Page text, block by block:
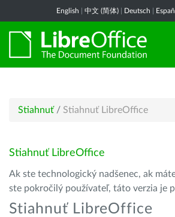
English 中文 (简体) Deutsch
Stiahnuť / Stiahnuť LibreOffice
Stiahnuť LibreOffice
Ak ste technologický nadšenec, ak
ste pokročilý používateľ, táto verzia je
Stiahnuť LibreOffice